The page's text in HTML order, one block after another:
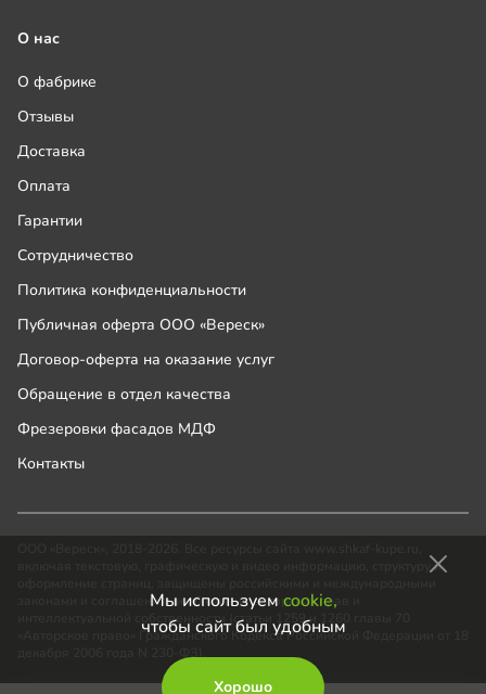
Мы используем cookie,
чтобы сайт был удобным
Хорошо
О нас
О фабрике
Отзывы
Доставка
Оплата
Гарантии
Сотрудничество
Политика конфиденциальности
Публичная оферта ООО «Вереск»
Договор-оферта на оказание услуг
Обращение в отдел качества
Фрезеровки фасадов МДФ
Контакты
включая текстовую, графическую и видео информацию, структуру и
законами и соглашениями об охране авторских прав и
интеллектуальной собственности (статьи 1259 и 1260 главы 70
«Авторское право» Гражданского Кодекса Российской Федерации от 18